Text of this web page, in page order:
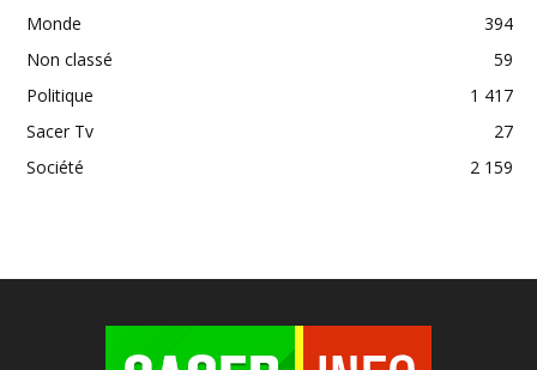
Monde
394
Non classé
59
Politique
1 417
Sacer Tv
27
Société
2 159